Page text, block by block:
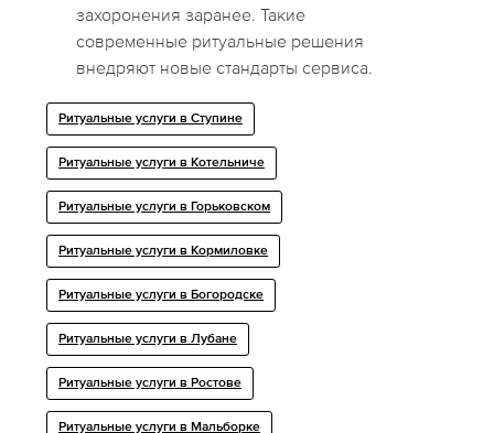
захоронения заранее. Такие
современные ритуальные решения
внедряют новые стандарты сервиса.
Ритуальные услуги в Ступине
Ритуальные услуги в Котельниче
Ритуальные услуги в Горьковском
Ритуальные услуги в Кормиловке
Ритуальные услуги в Богородске
Ритуальные услуги в Лубане
Ритуальные услуги в Ростове
Ритуальные услуги в Мальборке